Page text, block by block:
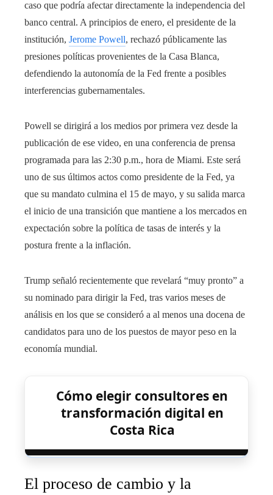
caso que podría afectar directamente la independencia del
banco central. A principios de enero, el presidente de la
institución, Jerome Powell, rechazó públicamente las
presiones políticas provenientes de la Casa Blanca,
defendiendo la autonomía de la Fed frente a posibles
interferencias gubernamentales.
Powell se dirigirá a los medios por primera vez desde la
publicación de ese video, en una conferencia de prensa
programada para las 2:30 p.m., hora de Miami. Este será
uno de sus últimos actos como presidente de la Fed, ya
que su mandato culmina el 15 de mayo, y su salida marca
el inicio de una transición que mantiene a los mercados en
expectación sobre la política de tasas de interés y la
postura frente a la inflación.
Trump señaló recientemente que revelará “muy pronto” a
su nominado para dirigir la Fed, tras varios meses de
análisis en los que se consideró a al menos una docena de
candidatos para uno de los puestos de mayor peso en la
economía mundial.
Cómo elegir consultores en
transformación digital en
Costa Rica
El proceso de cambio y la